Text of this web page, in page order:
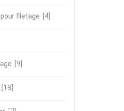
filetage [4]
[9]
[18]